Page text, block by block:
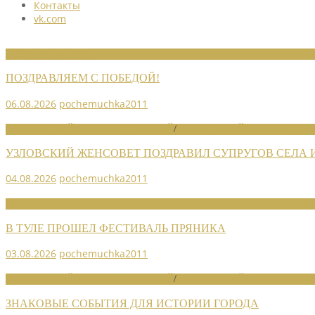
Контакты
vk.com
ПОЗДРАВЛЯЕМ С ПОБЕДОЙ!
06.08.2026 pochemuchka2011
/
УЗЛОВСКИЙ ЖЕНСОВЕТ ПОЗДРАВИЛ СУПРУГОВ СЕЛА
04.08.2026 pochemuchka2011
В ТУЛЕ ПРОШЕЛ ФЕСТИВАЛЬ ПРЯНИКА
03.08.2026 pochemuchka2011
/
ЗНАКОВЫЕ СОБЫТИЯ ДЛЯ ИСТОРИИ ГОРОДА